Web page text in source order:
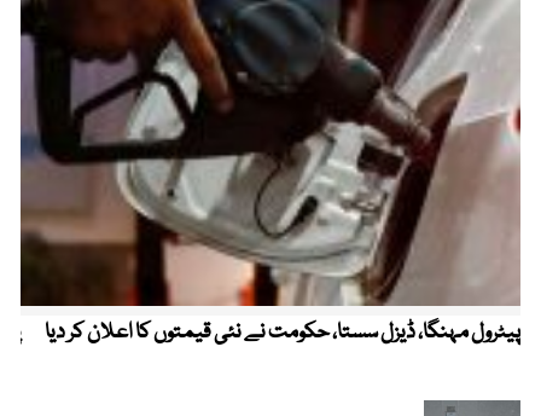
پیٹرول مہنگا، ڈیزل سستا، حکومت نے نئی قیمتوں کا اعلان کر دیا